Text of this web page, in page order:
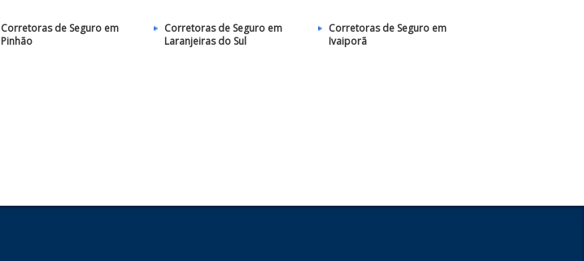
Corretoras de Seguro em
Pinhão
Corretoras de Seguro em
Laranjeiras do Sul
Corretoras de Seguro em
Ivaiporã